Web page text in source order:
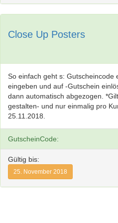
Close Up Posters
So einfach geht s: Gutscheincode
eingeben und auf -Gutschein
dann automatisch abgezogen.
gestalten- und nur einmalig pro
25.11.2018.
GutscheinCode:
Gültig bis:
25. November 2018